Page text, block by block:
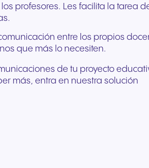
profesores. Les facilita la tarea
entre los propios
que más lo necesiten.
de tu proyecto
más, entra en nuestra solución